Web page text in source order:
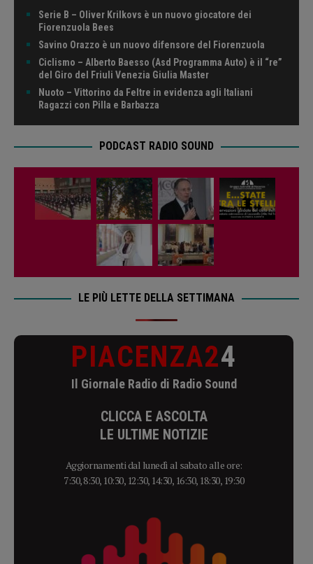
Serie B – Oliver Krilkovs è un nuovo giocatore dei
Fiorenzuola Bees
Savino Orazzo è un nuovo difensore del Fiorenzuola
Ciclismo – Alberto Baesso (Asd Programma Auto) è il “re”
del Giro del Friuli Venezia Giulia Master
Nuoto – Vittorino da Feltre in evidenza agli Italiani
Ragazzi con Pilla e Barbazza
PODCAST RADIO SOUND
LE PIÙ LETTE DELLA SETTIMANA
PIACENZA24
Il Giornale Radio di Radio Sound
CLICCA E ASCOLTA
LE ULTIME NOTIZIE
Aggiornamenti dal lunedì al sabato alle ore:
7:30, 8:30, 10:30, 12:30, 14:30, 16:30, 18:30, 19:30